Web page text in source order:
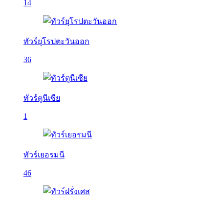
14
ทัวร์ยุโรปตะวันออก
36
ทัวร์ตูนีเซีย
1
ทัวร์เยอรมนี
46